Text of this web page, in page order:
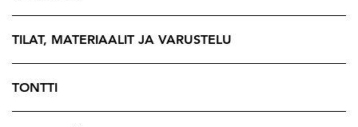
Kodissa on runsaasti tilaa niin arkeen kuin juhlaankin,
sekä perheen harrastuksiin ja säilytykseenkin.
varastotilaa sekä oma kuntoiluhuone.
TILAT, MATERIAALIT JA VARUSTELU
TONTTI